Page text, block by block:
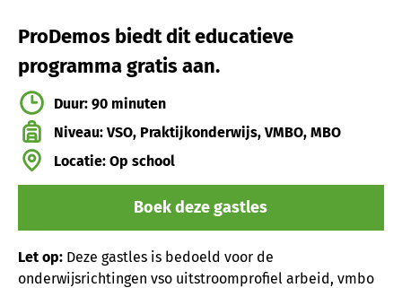
ProDemos biedt dit educatieve
programma gratis aan.
Duur: 90 minuten
Niveau: VSO, Praktijkonderwijs, VMBO, MBO
Locatie: Op school
Boek deze gastles
Let op: Deze gastles is bedoeld voor de
onderwijsrichtingen vso uitstroomprofiel arbeid, vmbo